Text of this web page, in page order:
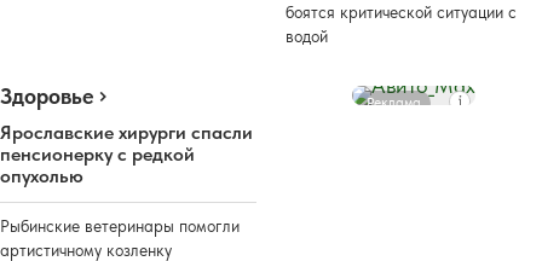
боятся критической ситуации с
водой
Здоровье
Ярославские хирурги спасли
пенсионерку с редкой
опухолью
Рыбинские ветеринары помогли
артистичному козленку
Реклама